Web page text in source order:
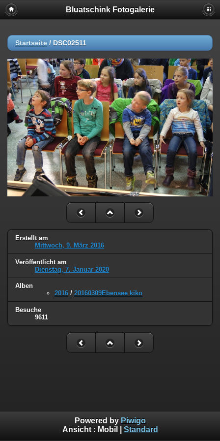
Bluatschink Fotogalerie
Startseite / DSC02511
Erstellt am
Mittwoch, 9. März 2016
Veröffentlicht am
Dienstag, 7. Januar 2020
Alben
2016 / 20160309Ebensee kiko
Besuche
9611
Powered by Piwigo
Ansicht : Mobil Standard